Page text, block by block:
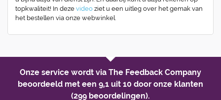
topkwaliteit! In deze video ziet u een uitleg over het gemak van
het bestellen via onze webwinkel.
Onze service wordt via The Feedback Company
beoordeeld met een 9,1 uit 10 door onze klanten
(299 beoordelingen).